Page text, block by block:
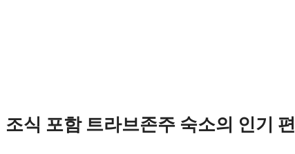
조식 포함 트라브존주 숙소의 인기